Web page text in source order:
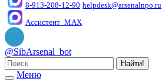
8-913-208-12-90 helpdesk@arsenalnpo.ru
Ассистент_MAX
@SibArsenal_bot
Найти!
Меню